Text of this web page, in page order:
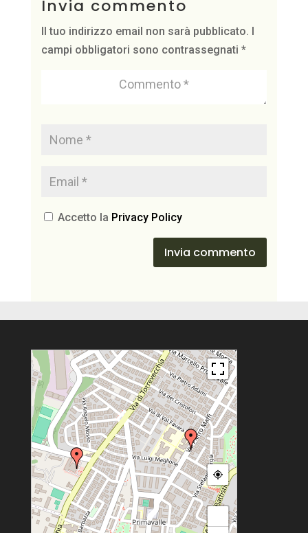
Invia commento
Il tuo indirizzo email non sarà pubblicato. I
campi obbligatori sono contrassegnati *
Accetto la Privacy Policy